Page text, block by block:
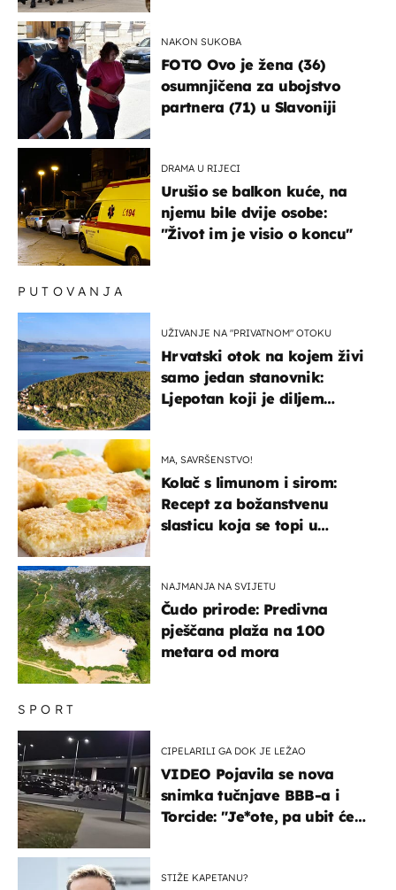
NAKON SUKOBA
FOTO Ovo je žena (36)
osumnjičena za ubojstvo
partnera (71) u Slavoniji
DRAMA U RIJECI
Urušio se balkon kuće, na
njemu bile dvije osobe:
"Život im je visio o koncu"
SPORT
CIPELARILI GA DOK JE LEŽAO
VIDEO Pojavila se nova
snimka tučnjave BBB-a i
Torcide: "Je*ote, pa ubit će
STIŽE KAPETANU?
PUTOVANJA
UŽIVANJE NA "PRIVATNOM" OTOKU
Hrvatski otok na kojem živi
samo jedan stanovnik:
Ljepotan koji je diljem
MA, SAVRŠENSTVO!
Kolač s limunom i sirom:
Recept za božanstvenu
slasticu koja se topi u
NAJMANJA NA SVIJETU
Čudo prirode: Predivna
pješčana plaža na 100
metara od mora